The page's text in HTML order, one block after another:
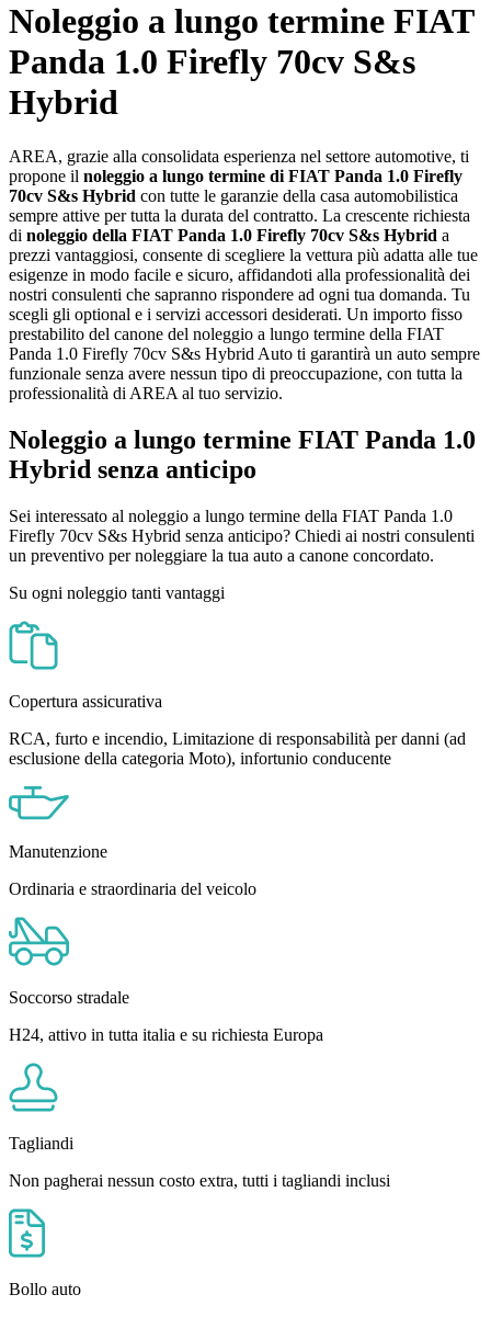
Noleggio a lungo termine FIAT
Panda 1.0 Firefly 70cv S&s
Hybrid
AREA, grazie alla consolidata esperienza nel settore automotive, ti
propone il noleggio a lungo termine di FIAT Panda 1.0 Firefly
70cv S&s Hybrid con tutte le garanzie della casa automobilistica
sempre attive per tutta la durata del contratto. La crescente richiesta
di noleggio della FIAT Panda 1.0 Firefly 70cv S&s Hybrid a
prezzi vantaggiosi, consente di scegliere la vettura più adatta alle tue
esigenze in modo facile e sicuro, affidandoti alla professionalità dei
nostri consulenti che sapranno rispondere ad ogni tua domanda. Tu
scegli gli optional e i servizi accessori desiderati. Un importo fisso
prestabilito del canone del noleggio a lungo termine della FIAT
Panda 1.0 Firefly 70cv S&s Hybrid Auto ti garantirà un auto sempre
funzionale senza avere nessun tipo di preoccupazione, con tutta la
professionalità di AREA al tuo servizio.
Noleggio a lungo termine FIAT Panda 1.0
Hybrid senza anticipo
Sei interessato al noleggio a lungo termine della FIAT Panda 1.0
Firefly 70cv S&s Hybrid senza anticipo? Chiedi ai nostri consulenti
un preventivo per noleggiare la tua auto a canone concordato.
Su ogni noleggio tanti vantaggi
Copertura assicurativa
RCA, furto e incendio, Limitazione di responsabilità per danni (ad
esclusione della categoria Moto), infortunio conducente
Manutenzione
Ordinaria e straordinaria del veicolo
Soccorso stradale
H24, attivo in tutta italia e su richiesta Europa
Tagliandi
Non pagherai nessun costo extra, tutti i tagliandi inclusi
Bollo auto